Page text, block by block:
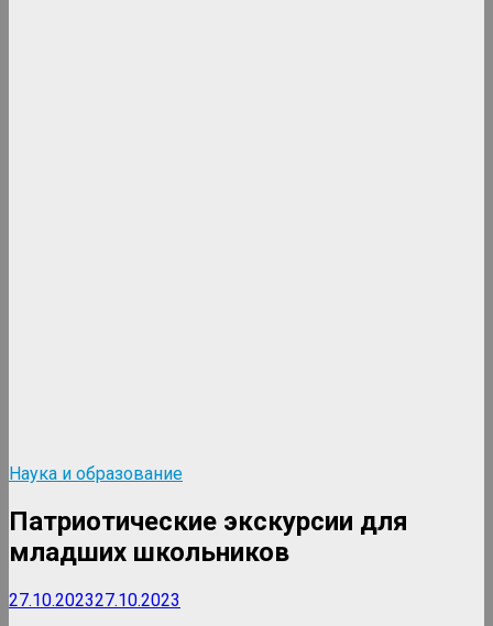
Наука и образование
Патриотические экскурсии для
младших школьников
27.10.202327.10.2023